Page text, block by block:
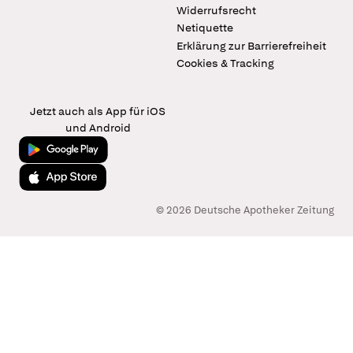
Widerrufsrecht
Netiquette
Erklärung zur Barrierefreiheit
Cookies & Tracking
Jetzt auch als App für iOS
und Android
Jetzt bei Google Play
Laden im App Store
© 2026 Deutsche Apotheker Zeitung